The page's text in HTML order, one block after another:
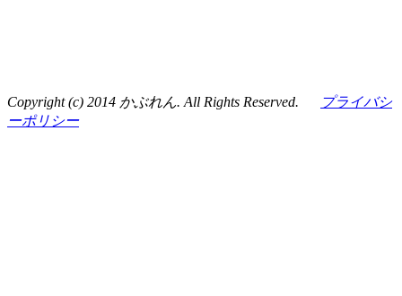
Copyright (c) 2014 かぶれん. All Rights Reserved.
プライバシ
ーポリシー